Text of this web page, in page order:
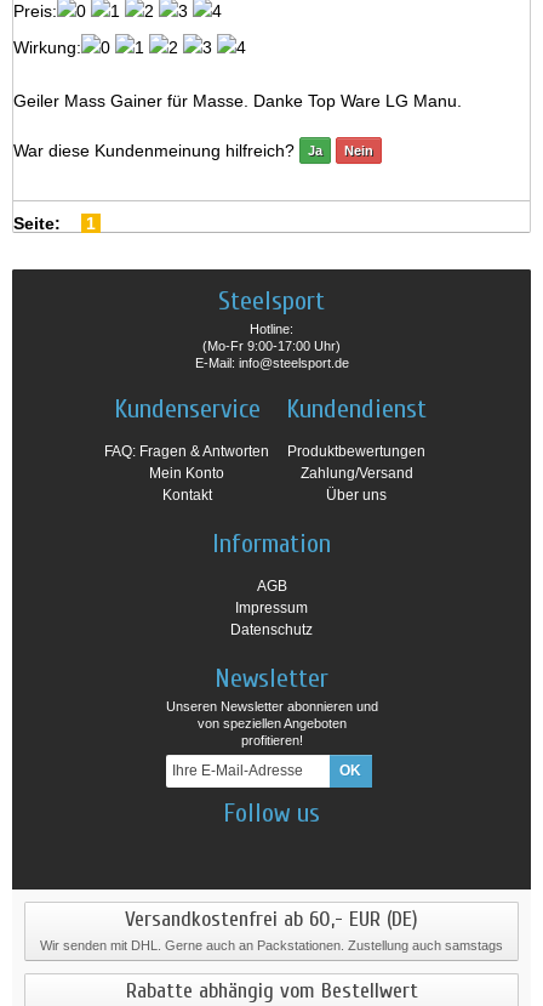
Preis:
Wirkung:
Geiler Mass Gainer für Masse. Danke Top Ware LG Manu.
War diese Kundenmeinung hilfreich? Ja Nein
Seite: 1
Steelsport
Hotline:
(Mo-Fr 9:00-17:00 Uhr)
E-Mail: info@steelsport.de
Kundenservice
FAQ: Fragen & Antworten
Mein Konto
Kontakt
Kundendienst
Produktbewertungen
Zahlung/Versand
Über uns
Information
AGB
Impressum
Datenschutz
Newsletter
Unseren Newsletter abonnieren und
von speziellen Angeboten
profitieren!
Follow us
Versandkostenfrei ab 60,- EUR (DE)
Wir senden mit DHL. Gerne auch an Packstationen. Zustellung auch samstags
Rabatte abhängig vom Bestellwert